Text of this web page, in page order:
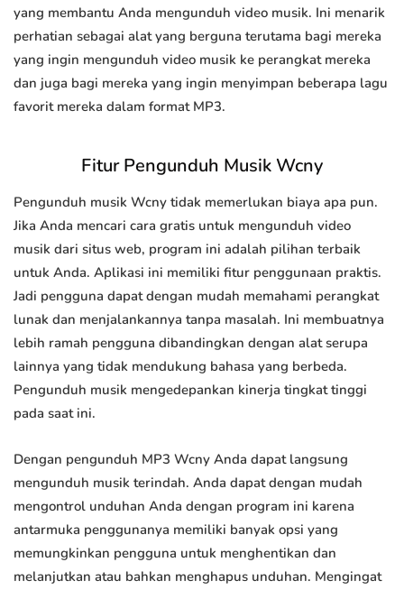
yang membantu Anda mengunduh video musik. Ini menarik
perhatian sebagai alat yang berguna terutama bagi mereka
yang ingin mengunduh video musik ke perangkat mereka
dan juga bagi mereka yang ingin menyimpan beberapa lagu
favorit mereka dalam format MP3.
Fitur Pengunduh Musik Wcny
Pengunduh musik Wcny tidak memerlukan biaya apa pun.
Jika Anda mencari cara gratis untuk mengunduh video
musik dari situs web, program ini adalah pilihan terbaik
untuk Anda. Aplikasi ini memiliki fitur penggunaan praktis.
Jadi pengguna dapat dengan mudah memahami perangkat
lunak dan menjalankannya tanpa masalah. Ini membuatnya
lebih ramah pengguna dibandingkan dengan alat serupa
lainnya yang tidak mendukung bahasa yang berbeda.
Pengunduh musik mengedepankan kinerja tingkat tinggi
pada saat ini.
Dengan pengunduh MP3 Wcny Anda dapat langsung
mengunduh musik terindah. Anda dapat dengan mudah
mengontrol unduhan Anda dengan program ini karena
antarmuka penggunanya memiliki banyak opsi yang
memungkinkan pengguna untuk menghentikan dan
melanjutkan atau bahkan menghapus unduhan. Mengingat